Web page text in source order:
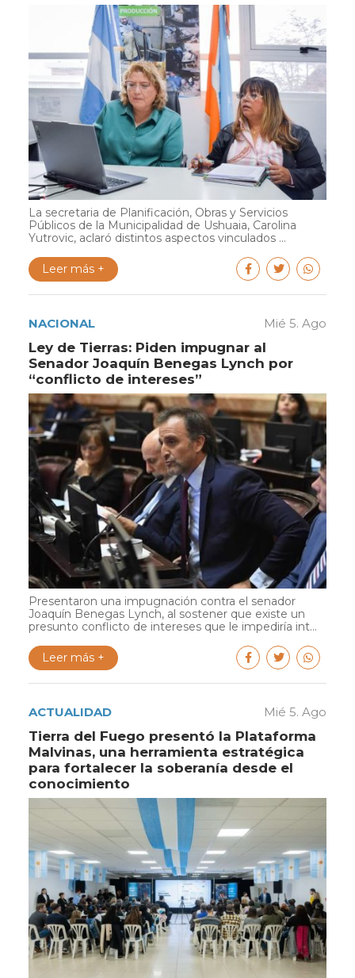
La secretaria de Planificación, Obras y Servicios
Públicos de la Municipalidad de Ushuaia, Carolina
Yutrovic, aclaró distintos aspectos vinculados ...
Leer más +
NACIONAL Mié 5. Ago
Ley de Tierras: Piden impugnar al
Senador Joaquín Benegas Lynch por
“conflicto de intereses”
Presentaron una impugnación contra el senador
Joaquín Benegas Lynch, al sostener que existe un
presunto conflicto de intereses que le impediría int...
Leer más +
ACTUALIDAD Mié 5. Ago
Tierra del Fuego presentó la Plataforma
Malvinas, una herramienta estratégica
para fortalecer la soberanía desde el
conocimiento